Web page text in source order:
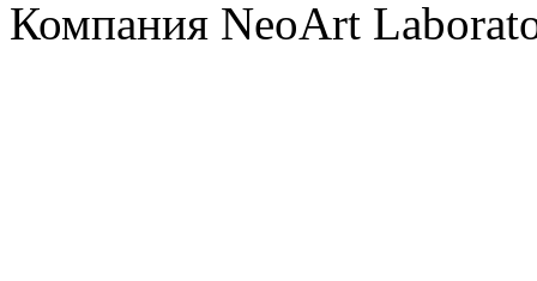
Компания NeoArt